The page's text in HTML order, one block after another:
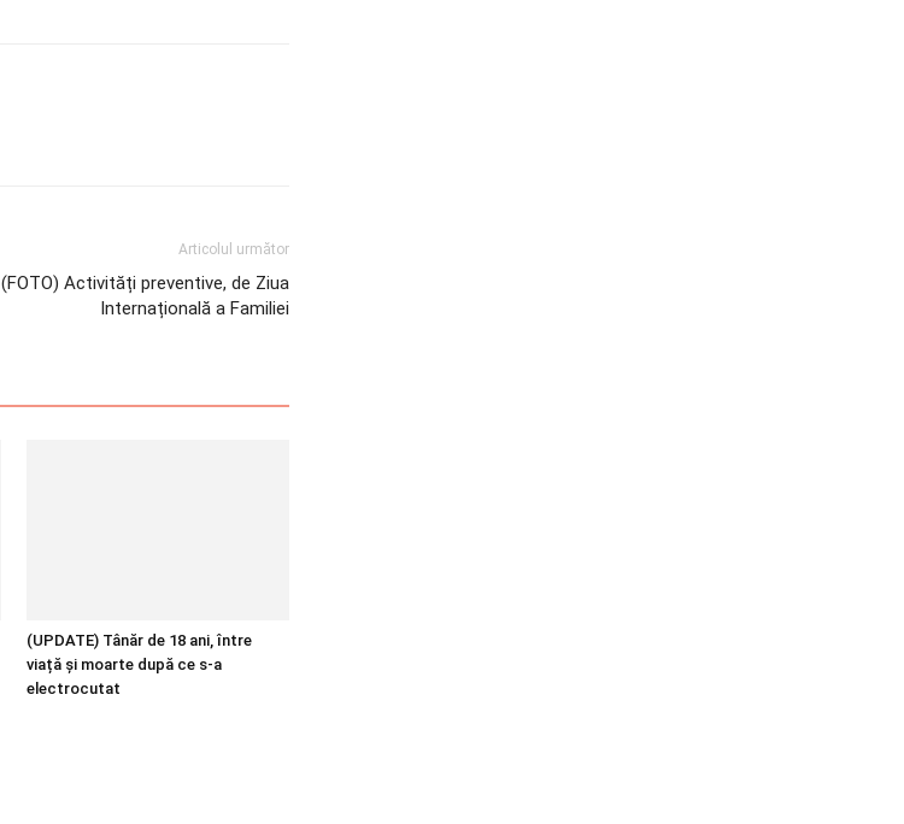
Articolul următor
(FOTO) Activități preventive, de Ziua
Internațională a Familiei
(UPDATE) Tânăr de 18 ani, între
viață și moarte după ce s-a
electrocutat